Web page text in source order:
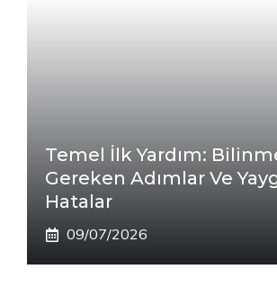
Temel İlk Yardım:
Gereken Adımlar Ve
Hatalar
09/07/2026